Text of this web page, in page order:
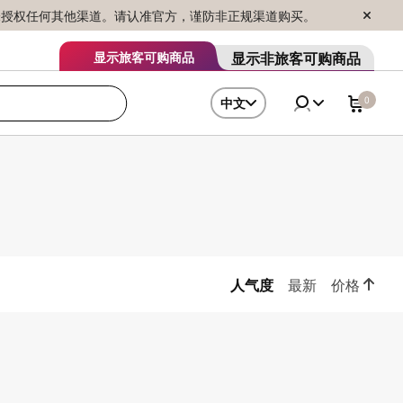
任何其他渠道。请认准官方，谨防非正规渠道购买。
显示旅客可购商品 显示非旅客可购商品
中文 0
人气度 最新 价格